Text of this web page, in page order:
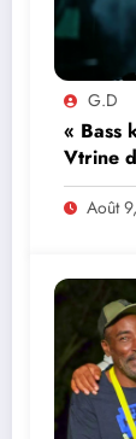
G.D
« Bass
Vtrine
avec
Août